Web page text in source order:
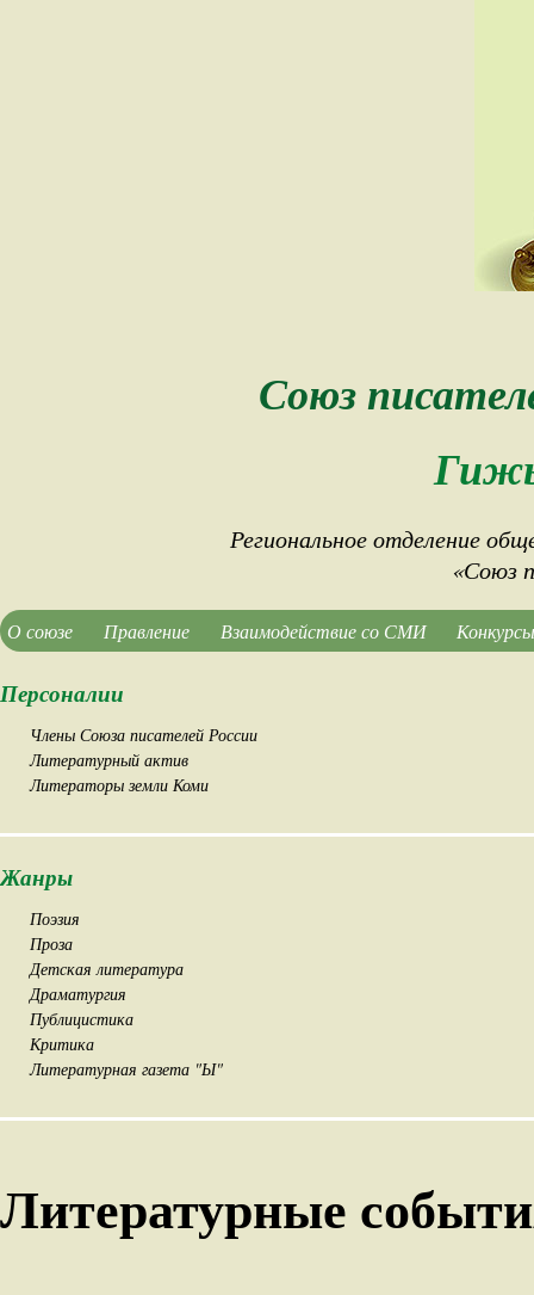
Союз
Региональное отделение
«Союз
О союзе Правление Взаимодействие со СМИ
Персоналии
Члены Союза писателей России
Литературный актив
Литераторы земли Коми
Жанры
Поэзия
Проза
Детская литература
Драматургия
Публицистика
Критика
Литературная газета "Ы"
Литературные